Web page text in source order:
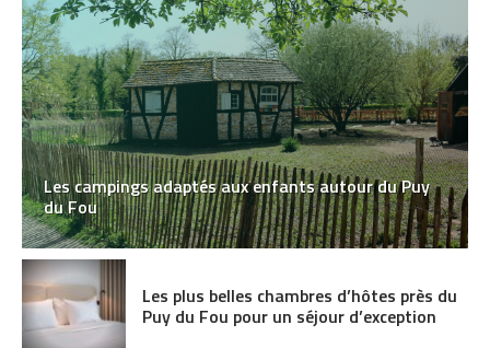
Les campings adaptés aux enfants autour du Puy
du Fou
Les plus belles chambres d’hôtes près du
Puy du Fou pour un séjour d’exception